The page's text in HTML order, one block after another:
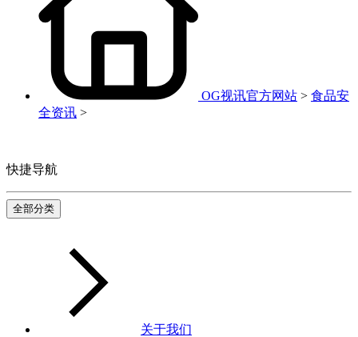
OG视讯官方网站 > 食品安
全资讯 >
快捷导航
全部分类
关于我们